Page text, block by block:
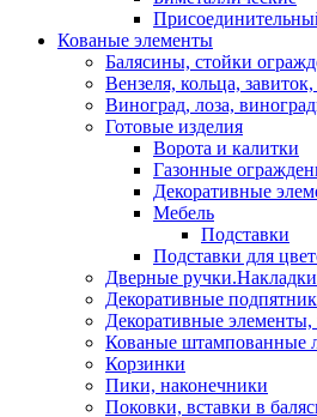
Кованые элементы
Балясины, стойки
Вензеля, кольца,
Виноград, лоза,
Готовые изделия
Ворота и калитки
Газонные
Декоративные
Мебель
Подставки
Подставки для
Дверные
Декоративные
Декоративные элементы,
Кованые штампованные
Корзинки
Пики, наконечники
Поковки, вставки в